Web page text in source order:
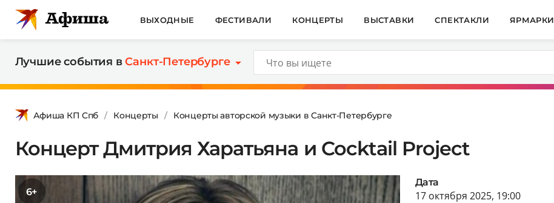
ВЫХОДНЫЕ ФЕСТИВАЛИ КОНЦЕРТЫ ВЫСТАВКИ СПЕКТАКЛИ ЯРМАРКИ
Лучшие события вСанкт-Петербурге
Афиша КП Спб Концерты Концерты авторской музыки в Санкт-Петербурге
Концерт Дмитрия Харатьяна и Cocktail Project
6+
Дата
17 октября 2025, 19:00